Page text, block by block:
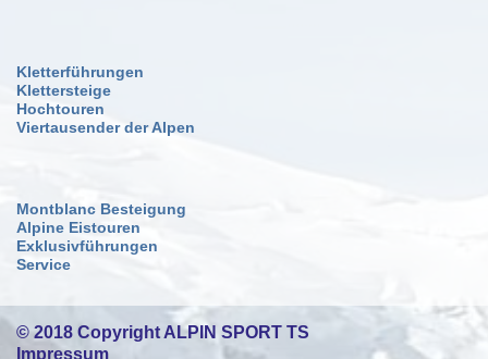
Kletterführungen
Klettersteige
Hochtouren
Viertausender der Alpen
Montblanc Besteigung
Alpine Eistouren
Exklusivführungen
Service
© 2018 Copyright ALPIN SPORT TS
Impressum